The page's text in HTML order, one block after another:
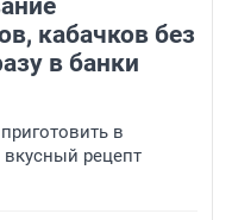
кабачков без
в банки
в
рецепт